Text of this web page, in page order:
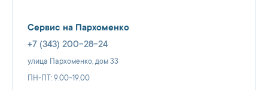
Сервис на Пархоменко
+7 (343) 200-28-24
улица Пархоменко, дом 33
ПН-ПТ: 9.00-19.00